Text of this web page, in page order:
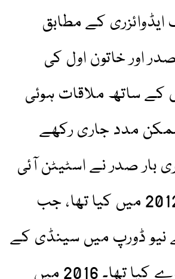
کے مطابق
اور خاتون اول کی
کے ساتھ ملاقات ہوئی
مدد جاری رکھے
بار صدر نے اسٹیٹن آئی
لینڈ کا دورہ 2012 میں کیا تھا، جب
نیو ڈورپ میں سینڈی کے
نقصان کا سروے کیا تھا۔ 2016 میں